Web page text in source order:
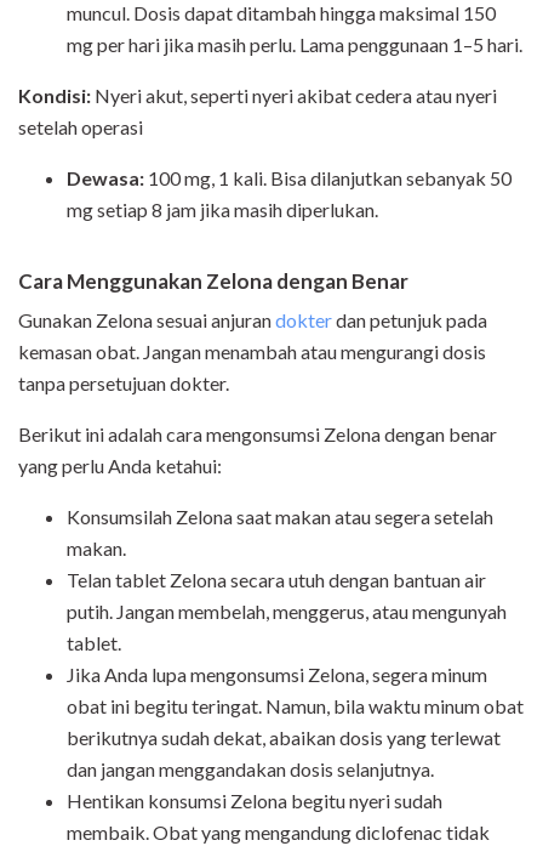
muncul. Dosis dapat ditambah hingga maksimal 150
mg per hari jika masih perlu. Lama penggunaan 1–5 hari.
Kondisi: Nyeri akut, seperti nyeri akibat cedera atau nyeri
setelah operasi
Dewasa: 100 mg, 1 kali. Bisa dilanjutkan sebanyak 50
mg setiap 8 jam jika masih diperlukan.
CaraMenggunakan Zelona dengan Benar
Gunakan Zelona sesuai anjurandokterdan petunjuk pada
kemasan obat. Jangan menambah atau mengurangi dosis
tanpa persetujuan dokter.
Berikut ini adalah cara mengonsumsi Zelona dengan benar
yang perlu Anda ketahui:
Konsumsilah Zelona saat makan atau segera setelah
makan.
Telan tablet Zelona secara utuh dengan bantuan air
putih. Jangan membelah, menggerus, atau mengunyah
tablet.
Jika Anda lupa mengonsumsi Zelona, segera minum
obat ini begitu teringat. Namun, bila waktu minum obat
berikutnya sudah dekat, abaikan dosis yang terlewat
dan jangan menggandakan dosis selanjutnya.
Hentikan konsumsi Zelona begitu nyeri sudah
membaik. Obat yang mengandung diclofenac tidak